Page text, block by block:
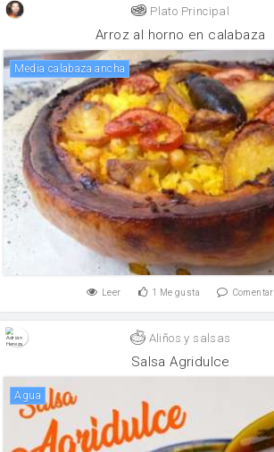
Plato Principal
Arroz al horno en calabaza
Media calabaza ancha
Leer 1 Me gusta Comentar
Aliños y salsas
Salsa Agridulce
agua